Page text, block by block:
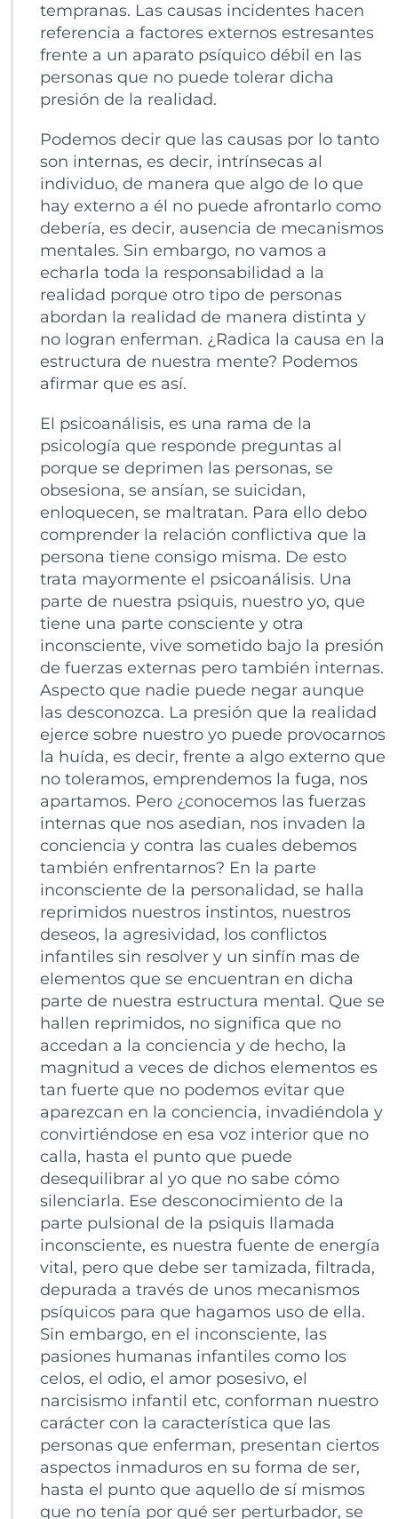
tempranas. Las causas incidentes hacen
referencia a factores externos estresantes
frente a un aparato psíquico débil en las
personas que no puede tolerar dicha
presión de la realidad.
Podemos decir que las causas por lo tanto
son internas, es decir, intrínsecas al
individuo, de manera que algo de lo que
hay externo a él no puede afrontarlo como
debería, es decir, ausencia de mecanismos
mentales. Sin embargo, no vamos a
echarla toda la responsabilidad a la
realidad porque otro tipo de personas
abordan la realidad de manera distinta y
no logran enferman. ¿Radica la causa en la
estructura de nuestra mente? Podemos
afirmar que es así.
El psicoanálisis, es una rama de la
psicología que responde preguntas al
porque se deprimen las personas, se
obsesiona, se ansían, se suicidan,
enloquecen, se maltratan. Para ello debo
comprender la relación conflictiva que la
persona tiene consigo misma. De esto
trata mayormente el psicoanálisis. Una
parte de nuestra psiquis, nuestro yo, que
tiene una parte consciente y otra
inconsciente, vive sometido bajo la presión
de fuerzas externas pero también internas.
Aspecto que nadie puede negar aunque
las desconozca. La presión que la realidad
ejerce sobre nuestro yo puede provocarnos
la huída, es decir, frente a algo externo que
no toleramos, emprendemos la fuga, nos
apartamos. Pero ¿conocemos las fuerzas
internas que nos asedian, nos invaden la
conciencia y contra las cuales debemos
también enfrentarnos? En la parte
inconsciente de la personalidad, se halla
reprimidos nuestros instintos, nuestros
deseos, la agresividad, los conflictos
infantiles sin resolver y un sinfín mas de
elementos que se encuentran en dicha
parte de nuestra estructura mental. Que se
hallen reprimidos, no significa que no
accedan a la conciencia y de hecho, la
magnitud a veces de dichos elementos es
tan fuerte que no podemos evitar que
aparezcan en la conciencia, invadiéndola y
convirtiéndose en esa voz interior que no
calla, hasta el punto que puede
desequilibrar al yo que no sabe cómo
silenciarla. Ese desconocimiento de la
parte pulsional de la psiquis llamada
inconsciente, es nuestra fuente de energía
vital, pero que debe ser tamizada, filtrada,
depurada a través de unos mecanismos
psíquicos para que hagamos uso de ella.
Sin embargo, en el inconsciente, las
pasiones humanas infantiles como los
celos, el odio, el amor posesivo, el
narcisismo infantil etc, conforman nuestro
carácter con la característica que las
personas que enferman, presentan ciertos
aspectos inmaduros en su forma de ser,
hasta el punto que aquello de sí mismos
que no tenía por qué ser perturbador, se